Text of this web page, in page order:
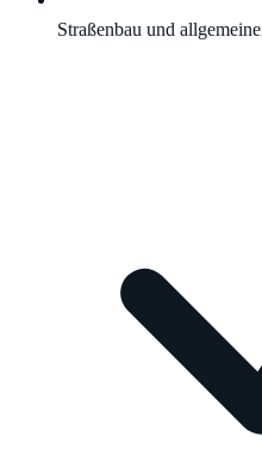
Straßenbau und